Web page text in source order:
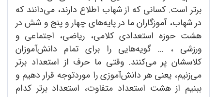
برتر است. کسانی که از شهاب اطلاع دارند، می‌دانند که
در شهاب، آموزگاران ما در پایه‌های چهار و پنج و شش در
هشت حوزه استعدادی کلامی، ریاضی، اجتماعی و
ورزشی ، ... گویه‌هایی را برای تمام دانش‌آموزان
کلاسشان پر می‌کنند. وقتی ما حرف از استعداد برتر
می‌زنیم، یعنی هر دانش‌آموزی را موردتوجه قرار دهیم و
ببنیم از هشت استعداد متفاوت، استعداد برتر کدام